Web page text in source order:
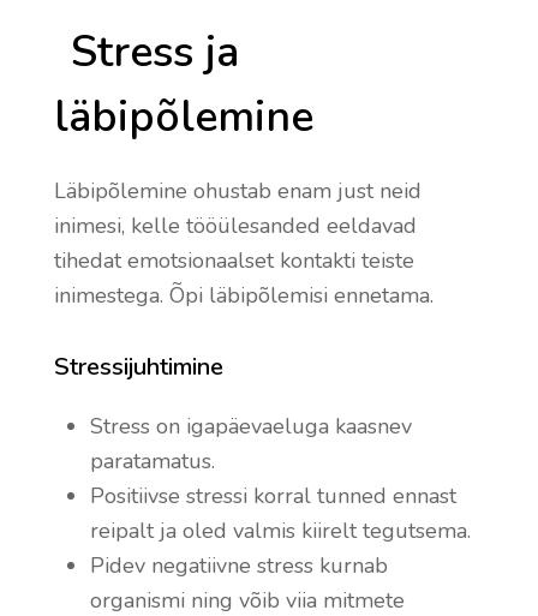
Stress ja
läbipõlemine
Läbipõlemine ohustab enam just neid
inimesi, kelle tööülesanded eeldavad
tihedat emotsionaalset kontakti teiste
inimestega. Õpi läbipõlemisi ennetama.
Stressijuhtimine
Stress on igapäevaeluga kaasnev
paratamatus.
Positiivse stressi korral tunned ennast
reipalt ja oled valmis kiirelt tegutsema.
Pidev negatiivne stress kurnab
organismi ning võib viia mitmete